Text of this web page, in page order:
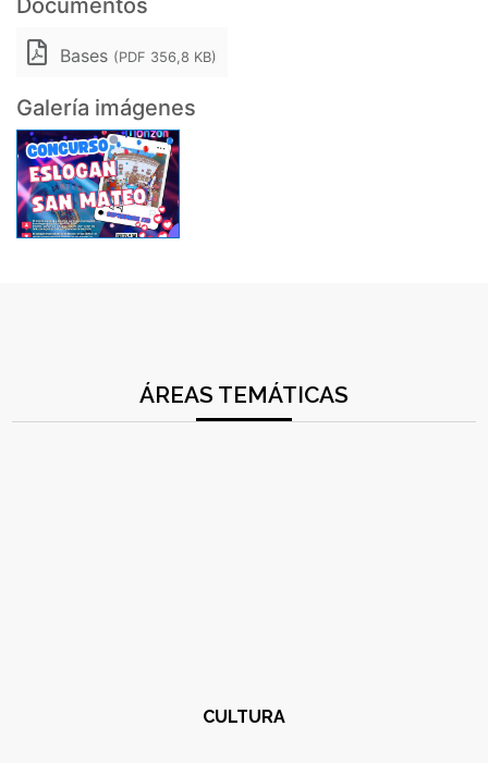
Bases (PDF 356,8 KB)
Galería imágenes
ÁREAS TEMÁTICAS
CULTURA